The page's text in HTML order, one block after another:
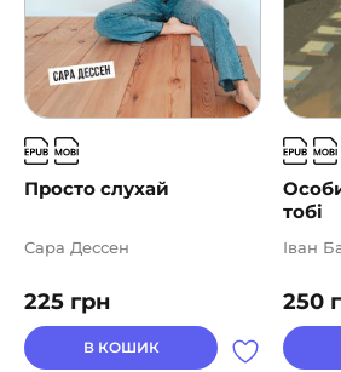
Просто слухай
225 грн
Сара Дессен
В КОШИК
тобі
250
Іван